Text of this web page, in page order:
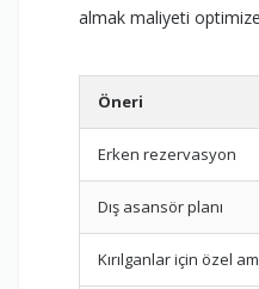
almak maliyeti
Öneri
Erken rezervasyon
Dış asansör planı
Kırılganlar için özel